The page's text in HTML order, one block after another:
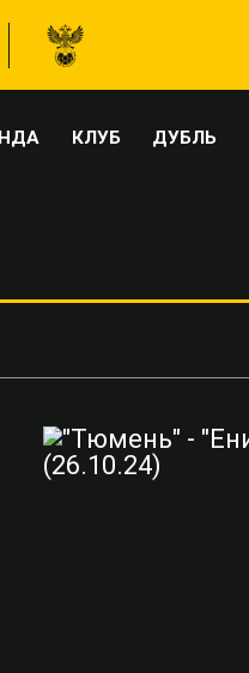
КЛУБ ДУБЛЬ